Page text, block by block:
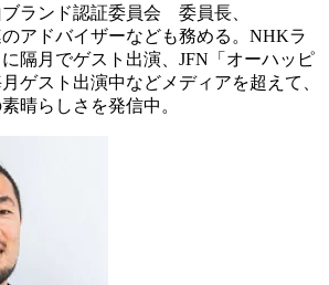
ブランド認証委員会 委員長、
アドバイザーなども務める。NHKラ
隔月でゲスト出演、JFN「オーハッピ
ゲスト出演中などメディアを超えて、
晴らしさを発信中。